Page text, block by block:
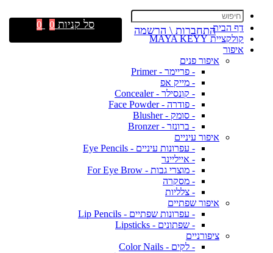
דף הבית
קולקציית MAYA KEYY
איפור
איפור פנים
- פריימר - Primer
- מייק אפ
- קונסילר - Concealer
- פודרה - Face Powder
- סומק - Blusher
- ברונזר - Bronzer
איפור עיניים
- עפרונות עיניים - Eye Pencils
- אייליינר
- מוצרי גבות - For Eye Brow
- מסקרה
- צלליות
איפור שפתיים
- עפרונות שפתיים - Lip Pencils
- שפתונים - Lipsticks
ציפורניים
- לקים - Color Nails
התחברות \ הרשמה סל קניות 0
0